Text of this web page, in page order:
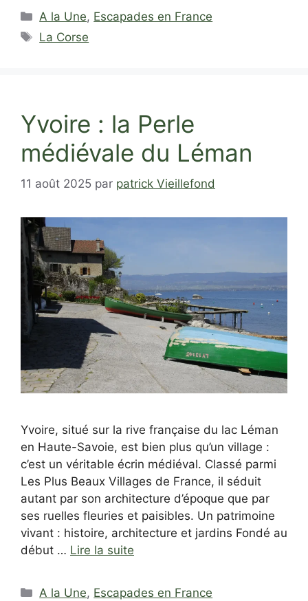
Catégories
A la Une, Escapades en France
Étiquettes
La Corse
Yvoire : la Perle
médiévale du Léman
11 août 2025 par patrick Vieillefond
Yvoire, situé sur la rive française du lac Léman
en Haute-Savoie, est bien plus qu’un village :
c’est un véritable écrin médiéval. Classé parmi
Les Plus Beaux Villages de France, il séduit
autant par son architecture d’époque que par
ses ruelles fleuries et paisibles. Un patrimoine
vivant : histoire, architecture et jardins Fondé au
début … Lire la suite
Catégories
A la Une, Escapades en France